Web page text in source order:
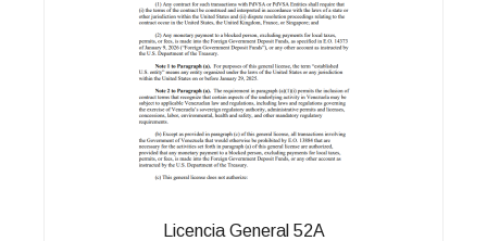
Licencia General 52A